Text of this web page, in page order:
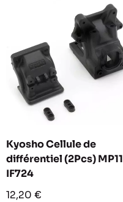
Kyosho Cellule de
différentiel (2Pcs) MP11
IF724
Prix
12,20 €